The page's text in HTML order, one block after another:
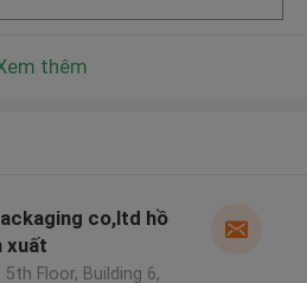
thêm
co,ltd hồ
xuất
5th Floor, Building 6,